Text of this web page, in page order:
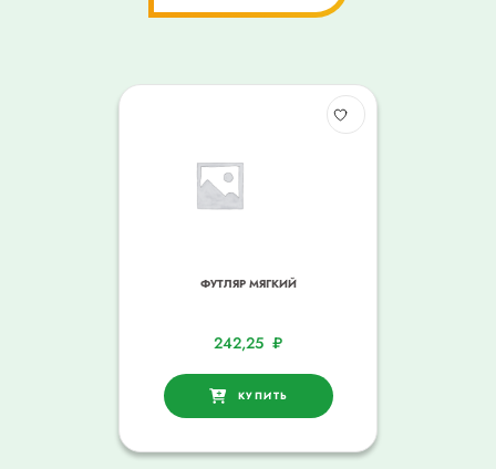
ФУТЛЯР МЯГКИЙ
242,25 ₽
КУПИТЬ